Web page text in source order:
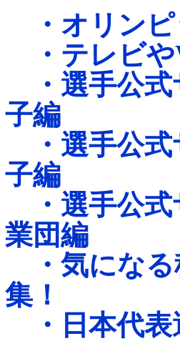
・オリン
・テレビ
・選手公
子編
・選手公
子編
・選手公
業団編
・気にな
集！
・日本代